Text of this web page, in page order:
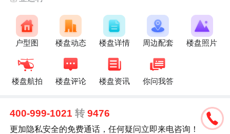
户型图 楼盘动态 楼盘详情 周边配套 楼盘照片
楼盘航拍 楼盘评论 楼盘资讯 你问我答
400-999-1021转 9476
更加隐私安全的免费通话，任何疑问立即来电咨询！